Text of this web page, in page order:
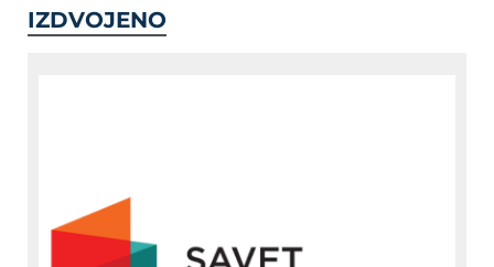
IZDVOJENO